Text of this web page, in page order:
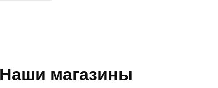
Наши магазины